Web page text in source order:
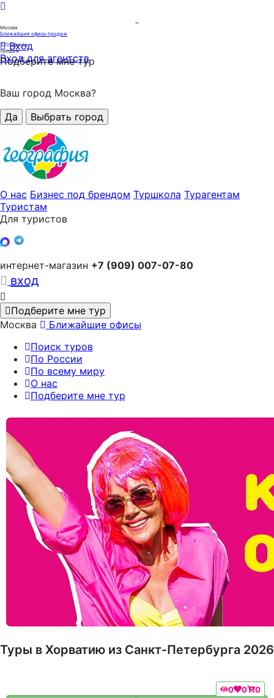
Москва
Ближайшие офисы продаж
320офисов
продаж
Вход
Вход для агентств
Подберите мне тур
Ваш город Москва?
Да
Выбрать город
О нас Бизнес под брендом Туршкола Турагентам
Туристам
Для туристов
интернет-магазин +7 (909) 007-07-80
вход
Подберите мне тур
Москва
Ближайшие офисы
Поиск туров
По России
По всему миру
О нас
Подберите мне тур
Туры в Хорватию из Санкт-Петербурга 2026
0 0 0